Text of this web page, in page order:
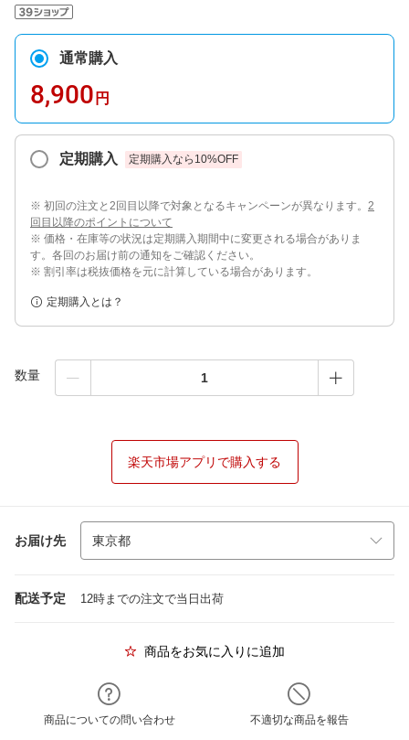
通常購入
8,900 円
定期購入 定期購入なら 10%OFF
※ 初回の注文と2回目以降で対象となるキャンペーンが異なります。 2
回目以降のポイントについて
※ 価格・在庫等の状況は定期購入期間中に変更される場合がありま
す。各回のお届け前の通知をご確認ください。
※ 割引率は税抜価格を元に計算している場合があります。
定期購入とは？
数量
楽天市場アプリで購入する
お届け先
配送予定 12時までの注文で当日出荷
商品をお気に入りに追加
商品についての問い合わせ 不適切な商品を報告